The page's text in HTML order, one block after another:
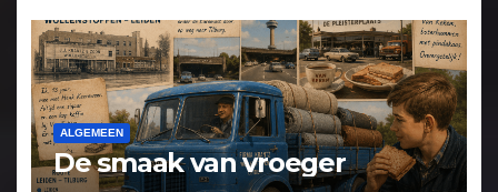
ALGEMEEN
De smaak van vroeger